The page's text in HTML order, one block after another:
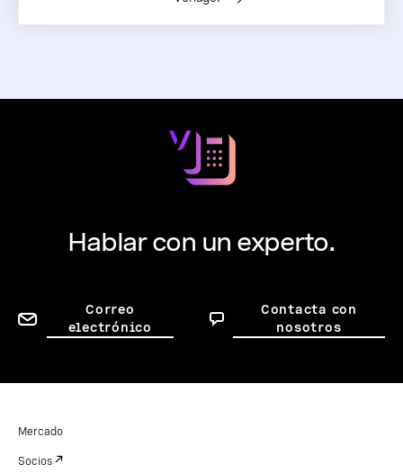
Hablar con un experto.
Correo
electrónico
Contacta con
nosotros
Mercado
Socios